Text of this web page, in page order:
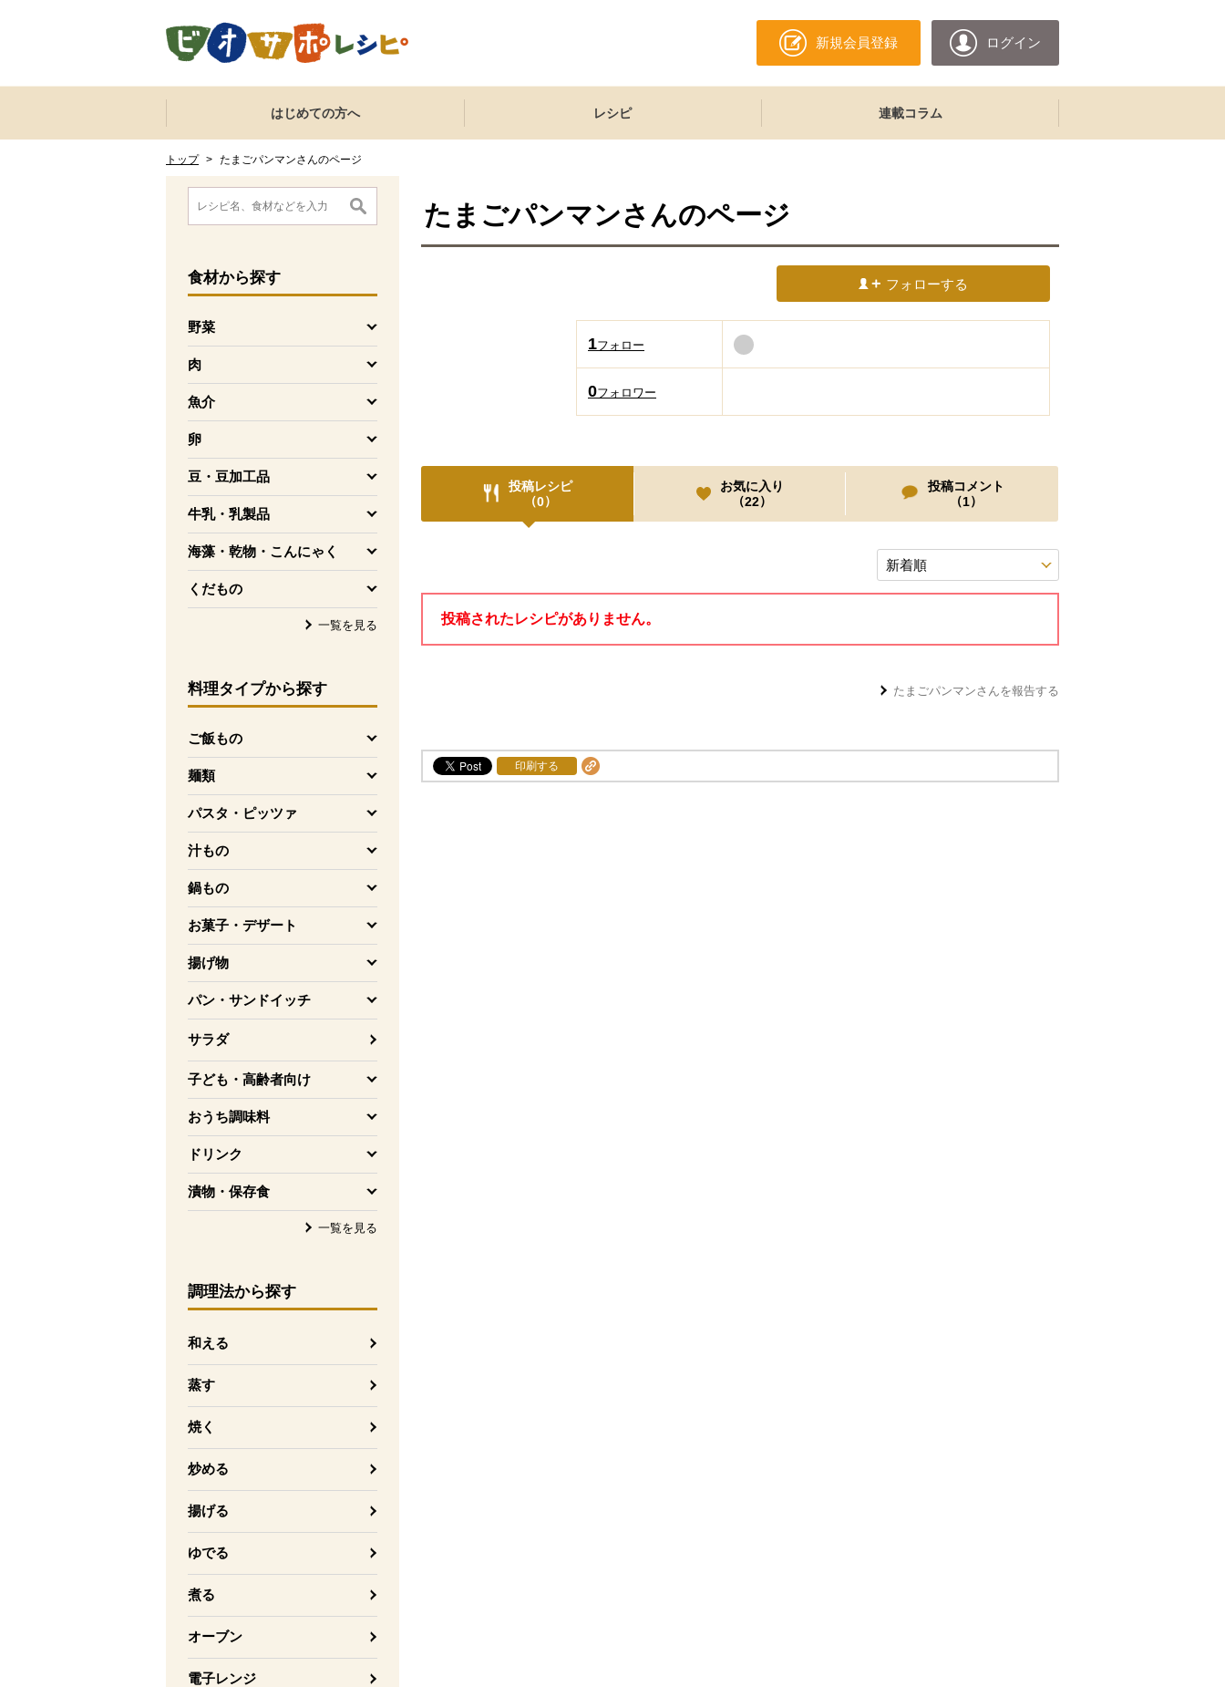
新規会員登録 ログイン
ここからサイト内共通メニューです。
サイト内共通メニューをスキップする
はじめての方へ レシピ 連載コラム
トップ > たまごパンマンさんのページ
ここから消費材検索メニューです。
食材から探す
野菜
を開く
肉
を開く
魚介
を開く
卵
を開く
豆・豆加工品
を開く
牛乳・乳製品
を開く
海藻・乾物・こんにゃく
を開く
くだもの
を開く
一覧を見る
料理タイプから探す
ご飯もの
を開く
麺類
を開く
パスタ・ピッツァ
を開く
汁もの
を開く
鍋もの
を開く
お菓子・デザート
を開く
揚げ物
を開く
パン・サンドイッチ
を開く
サラダ
子ども・高齢者向け
を開く
おうち調味料
を開く
ドリンク
を開く
漬物・保存食
を開く
一覧を見る
調理法から探す
和える
蒸す
焼く
炒める
揚げる
ゆでる
煮る
オーブン
電子レンジ
消費材検索メニューここまで。
ここから本文です。
たまごパンマンさんのページ
フォローする
1フォロー
0フォロワー
投稿レシピ
（0）
お気に入り
（22）
投稿コメント
（1）
投稿されたレシピがありません。
たまごパンマンさんを報告する
印刷する